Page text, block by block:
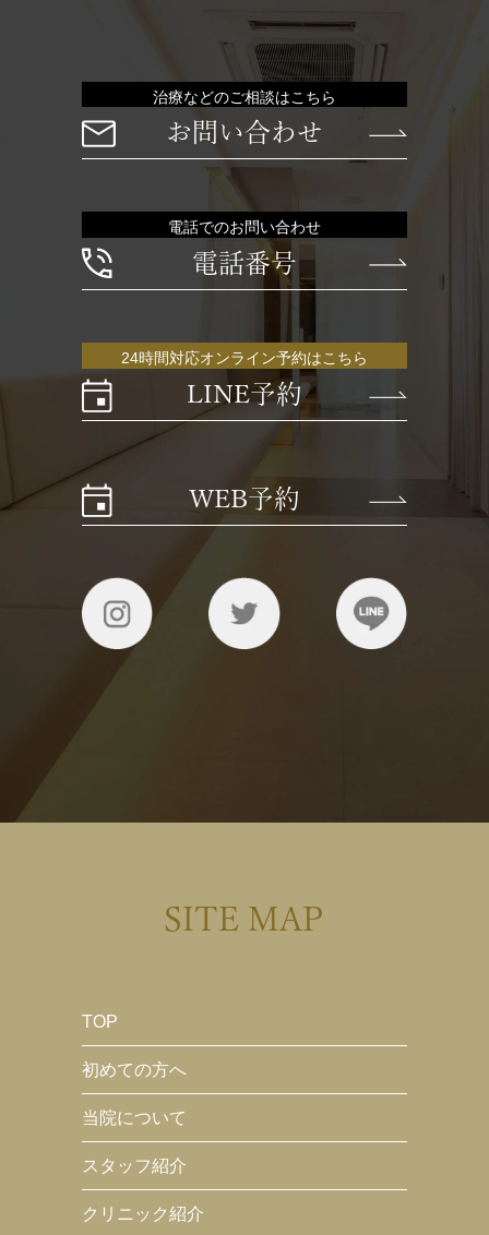
治療などのご相談はこちら
お問い合わせ
電話でのお問い合わせ
電話番号
24時間対応オンライン予約はこちら
LINE予約
WEB予約
SITE MAP
TOP
初めての方へ
当院について
スタッフ紹介
クリニック紹介